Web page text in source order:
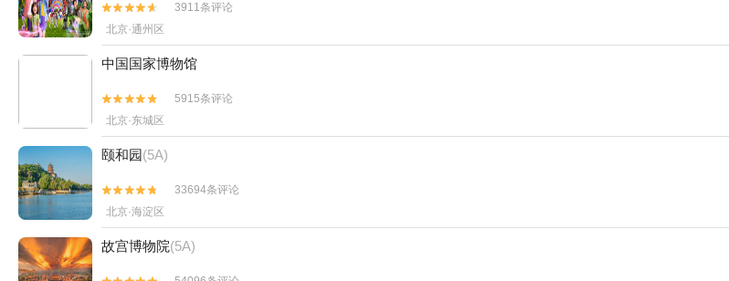


3911条评论
北京·通州区
中国国家博物馆


5915条评论
北京·东城区
颐和园(5A)


33694条评论
北京·海淀区
故宫博物院(5A)